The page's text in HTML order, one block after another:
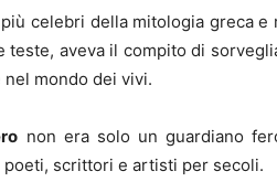
celebri della mitologia greca e
aveva il compito di
mondo dei vivi.
non era solo un guardiano
scrittori e artisti per secoli.